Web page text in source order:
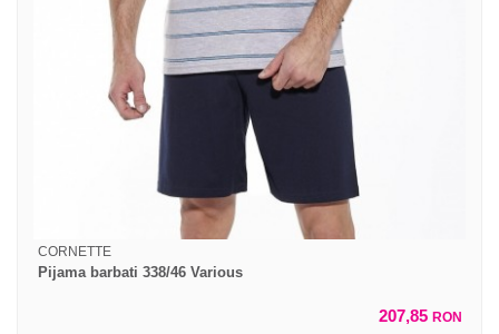
CORNETTE
Pijama barbati 338/46 Various
207,85 RON